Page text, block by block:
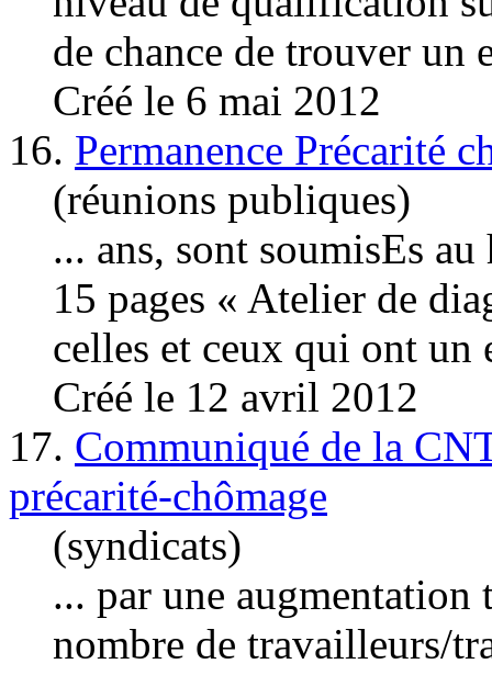
de chance de trouver un
Créé le 6 mai 2012
16. Permanence Précarité
(réunions publiques)
... ans, sont soumisEs
15 pages « Atelier
celles et ceux qui ont un
Créé le 12 avril 2012
17. Communiqué de la
précarité-chômage
(syndicats)
... par une
nombre de travailleurs/